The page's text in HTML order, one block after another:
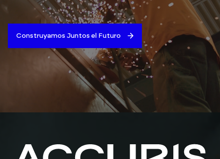
Construyamos Juntos el Futuro